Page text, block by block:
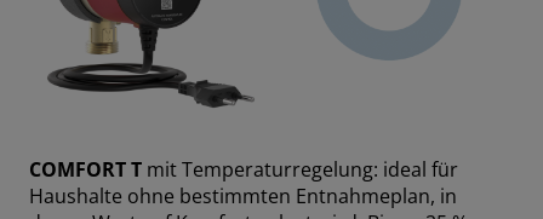
COMFORT T mit Temperaturregelung: ideal für
Haushalte ohne bestimmten Entnahmeplan, in